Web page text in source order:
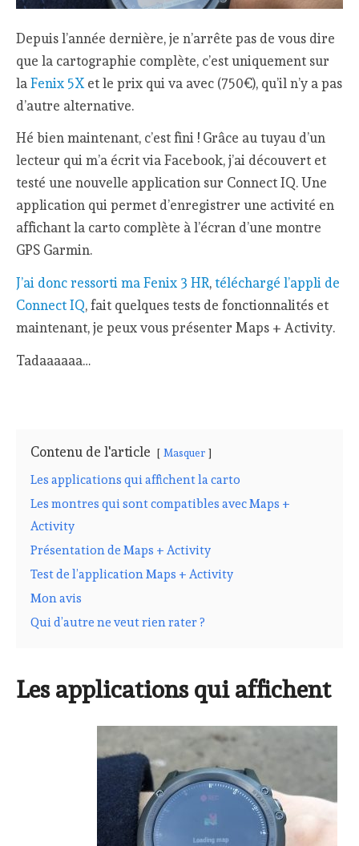
Depuis l’année dernière, je n’arrête pas de vous dire
que la cartographie complète, c’est uniquement sur
laFenix 5X et le prix qui va avec (750€), qu’il n’y a pas
d’autre alternative.
Hé bien maintenant, c’est fini ! Grâce au tuyau d’un
lecteur qui m’a écrit via Facebook, j’ai découvert et
testé une nouvelle application sur Connect IQ. Une
application qui permet d’enregistrer une activité en
affichant la carto complète à l’écran d’une montre
GPS Garmin.
J’ai donc ressorti ma Fenix 3 HR,téléchargé l’appli de
Connect IQ, fait quelques tests de fonctionnalités et
maintenant, je peux vous présenter Maps + Activity.
Tadaaaaaa…
Contenu de l'article Masquer
Les applications qui affichent la carto
Les montres qui sont compatibles avec Maps +
Activity
Présentation de Maps + Activity
Test de l’application Maps + Activity
Mon avis
Qui d’autre ne veut rien rater ?
Les applications qui affichent